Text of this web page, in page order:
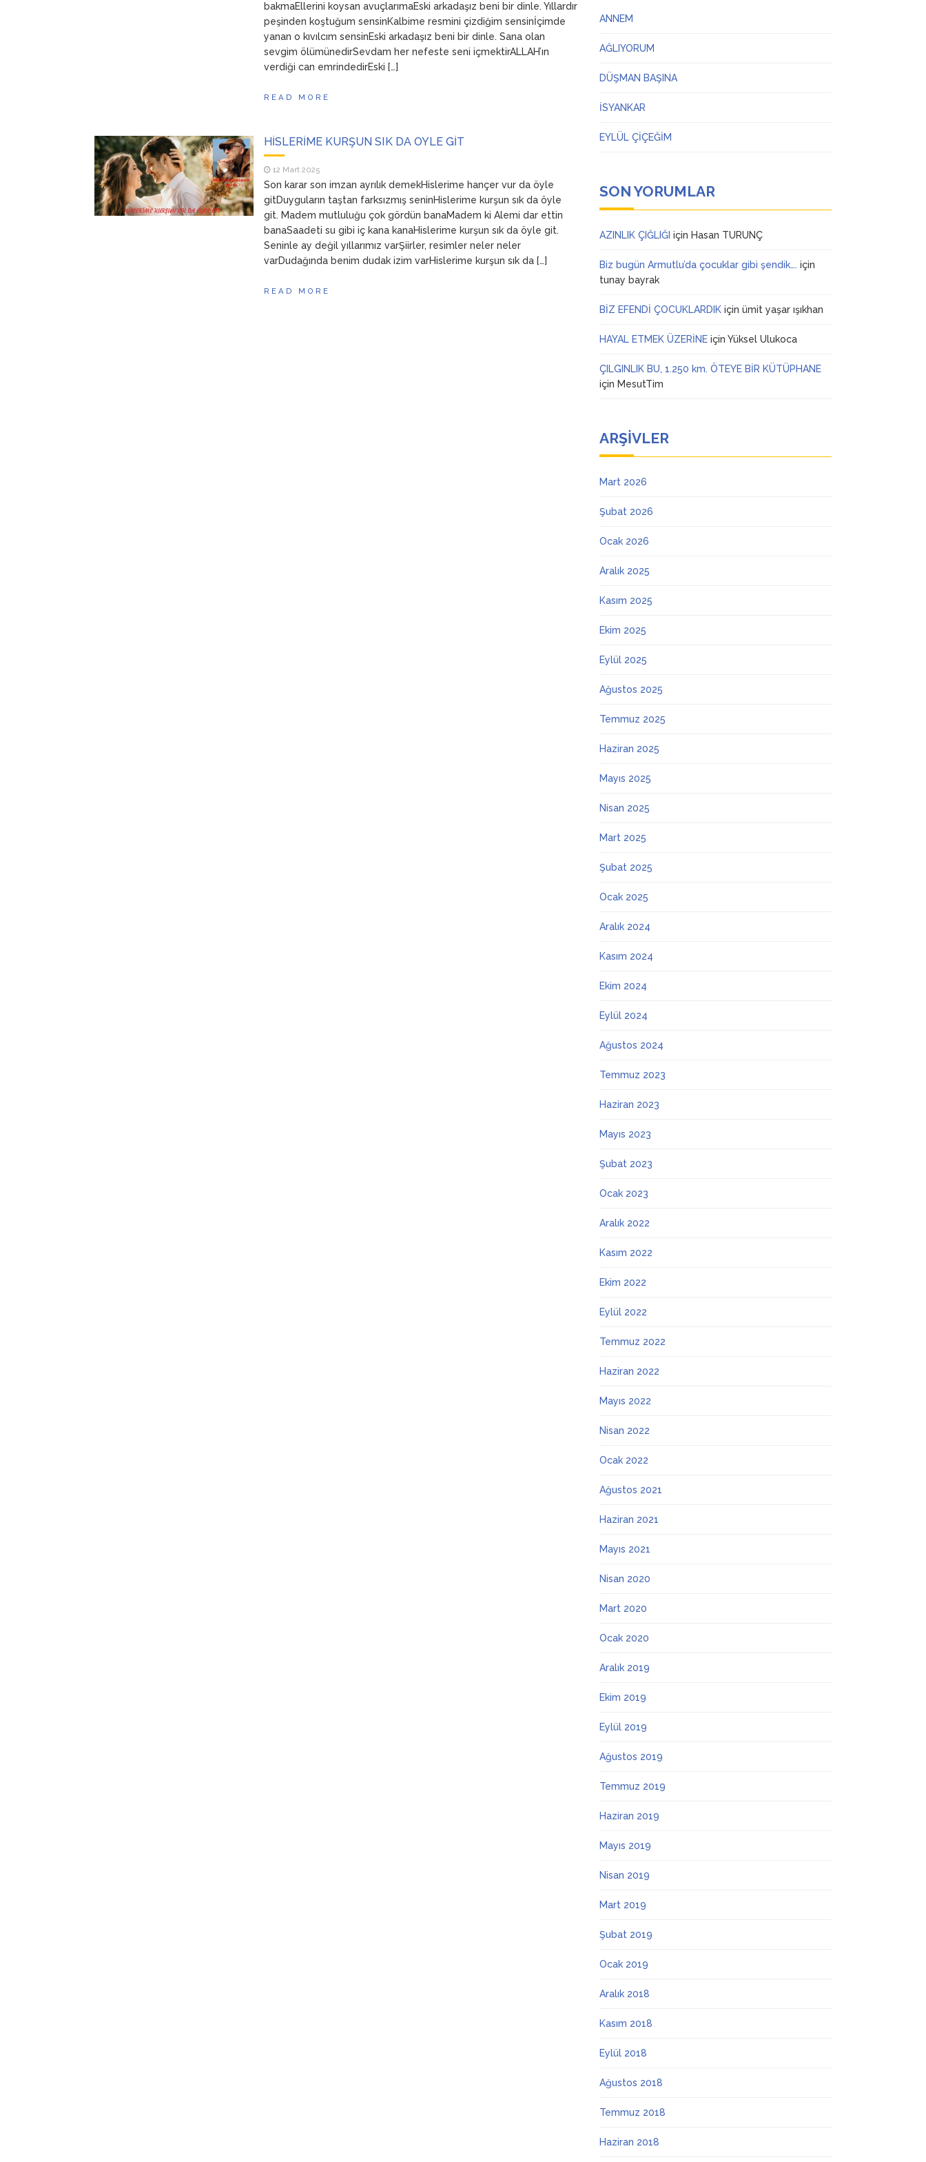
bakmaEllerini koysan avuçlarımaEski arkadaşız beni bir dinle. Yıllardır
peşinden koştuğum sensinKalbime resmini çizdiğim sensinİçimde
yanan o kıvılcım sensinEski arkadaşız beni bir dinle. Sana olan
sevgim ölümünedirSevdam her nefeste seni içmektirALLAH’ın
verdiği can emrindedirEski […]
READ MORE
HİSLERİME KURŞUN SIK DA ÖYLE GİT
12 Mart 2025
Son karar son imzan ayrılık demekHislerime hançer vur da öyle
gitDuyguların taştan farksızmış seninHislerime kurşun sık da öyle
git. Madem mutluluğu çok gördün banaMadem ki Alemi dar ettin
banaSaadeti su gibi iç kana kanaHislerime kurşun sık da öyle git.
Seninle ay değil yıllarımız varŞiirler, resimler neler neler
varDudağında benim dudak izim varHislerime kurşun sık da […]
READ MORE
ANNEM
AĞLIYORUM
DÜŞMAN BAŞINA
İSYANKAR
EYLÜL ÇİÇEĞİM
SON YORUMLAR
AZINLIK ÇIĞLIĞI için Hasan TURUNÇ
Biz bugün Armutlu’da çocuklar gibi şendik…. için
tunay bayrak
BİZ EFENDİ ÇOCUKLARDIK içinümit yaşar ışıkhan
HAYAL ETMEK ÜZERİNE içinYüksel Ulukoca
ÇILGINLIK BU, 1.250 km. ÖTEYE BİR KÜTÜPHANE
için MesutTim
ARŞIVLER
Mart 2026
Şubat 2026
Ocak 2026
Aralık 2025
Kasım 2025
Ekim 2025
Eylül 2025
Ağustos 2025
Temmuz 2025
Haziran 2025
Mayıs 2025
Nisan 2025
Mart 2025
Şubat 2025
Ocak 2025
Aralık 2024
Kasım 2024
Ekim 2024
Eylül 2024
Ağustos 2024
Temmuz 2023
Haziran 2023
Mayıs 2023
Şubat 2023
Ocak 2023
Aralık 2022
Kasım 2022
Ekim 2022
Eylül 2022
Temmuz 2022
Haziran 2022
Mayıs 2022
Nisan 2022
Ocak 2022
Ağustos 2021
Haziran 2021
Mayıs 2021
Nisan 2020
Mart 2020
Ocak 2020
Aralık 2019
Ekim 2019
Eylül 2019
Ağustos 2019
Temmuz 2019
Haziran 2019
Mayıs 2019
Nisan 2019
Mart 2019
Şubat 2019
Ocak 2019
Aralık 2018
Kasım 2018
Eylül 2018
Ağustos 2018
Temmuz 2018
Haziran 2018